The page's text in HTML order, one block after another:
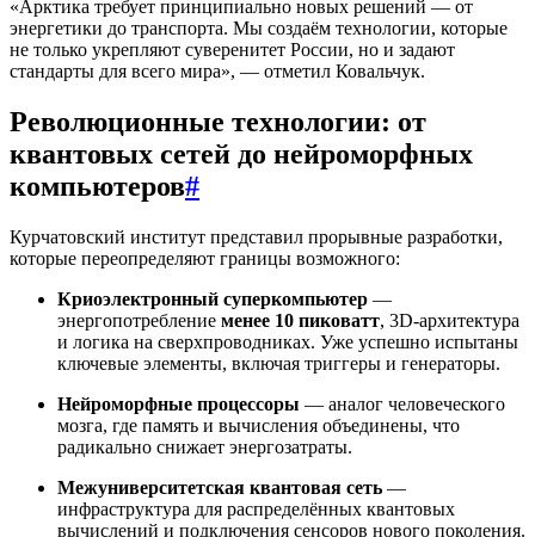
«Арктика требует принципиально новых решений — от
энергетики до транспорта. Мы создаём технологии, которые
не только укрепляют суверенитет России, но и задают
стандарты для всего мира», — отметил Ковальчук.
Революционные технологии: от
квантовых сетей до нейроморфных
компьютеров#
Курчатовский институт представил прорывные разработки,
которые переопределяют границы возможного:
Криоэлектронный суперкомпьютер —
энергопотребление менее 10 пиковатт, 3D-архитектура
и логика на сверхпроводниках. Уже успешно испытаны
ключевые элементы, включая триггеры и генераторы.
Нейроморфные процессоры — аналог человеческого
мозга, где память и вычисления объединены, что
радикально снижает энергозатраты.
Межуниверситетская квантовая сеть —
инфраструктура для распределённых квантовых
вычислений и подключения сенсоров нового поколения.